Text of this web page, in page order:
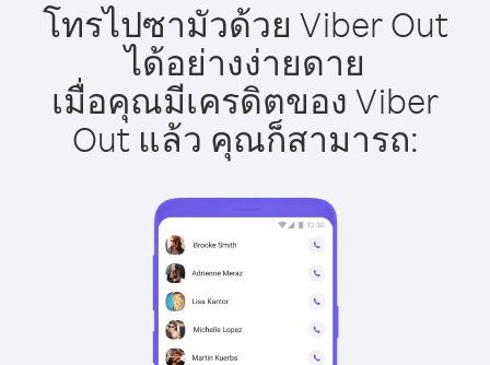
โทรไปซามัวด้วย Viber Out
ได้อย่างง่ายดาย
เมื่อคุณมีเครดิตของ Viber
Out แล้ว คุณก็สามารถ: